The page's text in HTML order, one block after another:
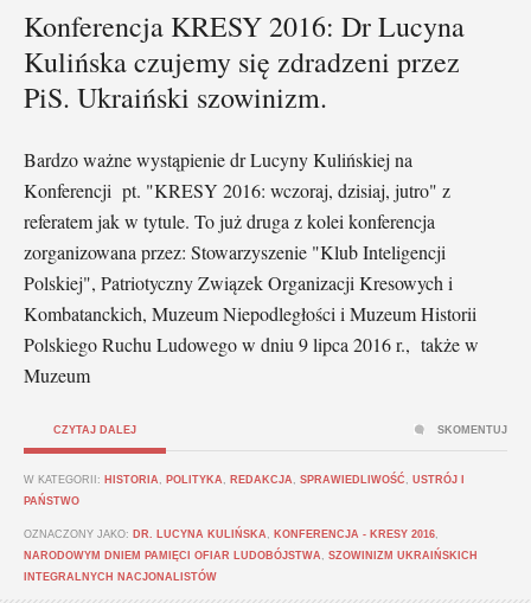
Konferencja KRESY 2016: Dr Lucyna
Kulińska czujemy się zdradzeni przez
PiS. Ukraiński szowinizm.
Bardzo ważne wystąpienie dr Lucyny Kulińskiej na
Konferencji pt. "KRESY 2016: wczoraj, dzisiaj, jutro" z
referatem jak w tytule. To już druga z kolei konferencja
zorganizowana przez: Stowarzyszenie "Klub Inteligencji
Polskiej", Patriotyczny Związek Organizacji Kresowych i
Kombatanckich, Muzeum Niepodległości i Muzeum Historii
Polskiego Ruchu Ludowego w dniu 9 lipca 2016 r., także w
Muzeum
CZYTAJ DALEJ
W KATEGORII: HISTORIA POLITYKA REDAKCJA SPRAWIEDLIWOŚĆ
USTRÓJ I
PAŃSTWO
OZNACZONY JAKO: DR. LUCYNA KULIŃSKA KONFERENCJA - KRESY 2016
NARODOWYM DNIEM PAMIĘCI OFIAR LUDOBÓJSTWA
SZOWINIZM UKRAIŃSKICH
INTEGRALNYCH NACJONALISTÓW
SKOMENTUJ